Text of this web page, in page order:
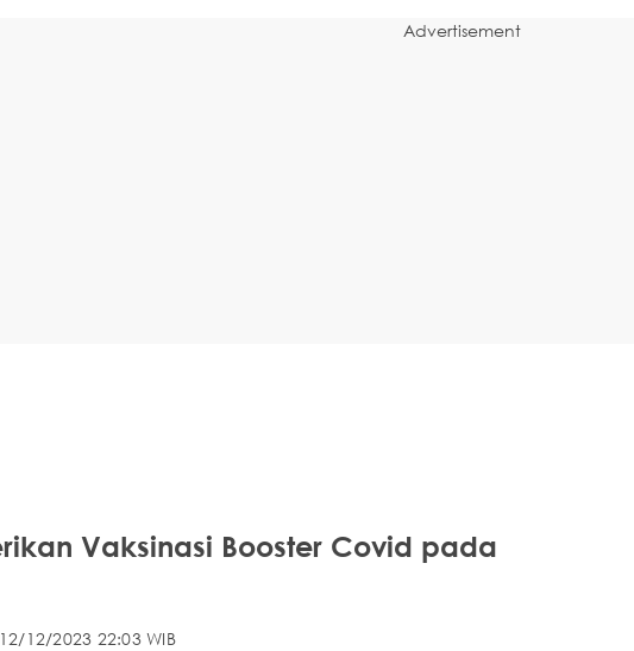
Advertisement
Vaksinasi Booster Covid pada
12/12/2023 22:03 WIB